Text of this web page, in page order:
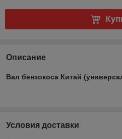
Описание
Вал бензокоса Китай
Условия доставки